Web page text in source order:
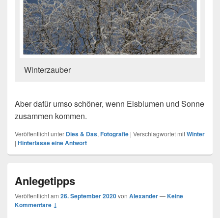
Winterzauber
Aber dafür umso schöner, wenn Eisblumen und Sonne
zusammen kommen.
Veröffentlicht unter Dies & Das, Fotografie | Verschlagwortet mitWinter
| Hinterlasse eine Antwort
Anlegetipps
Veröffentlicht am 26. September 2020von Alexander—Keine
Kommentare ↓